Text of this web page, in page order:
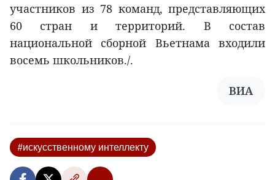
участников из 78 команд, представляющих
60 стран и территорий. В состав
национальной сборной Вьетнама входили
восемь школьников./.
ВИА
#искусственному интеллекту